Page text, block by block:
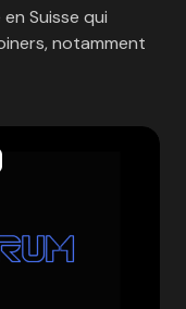
Suisse qui
notamment